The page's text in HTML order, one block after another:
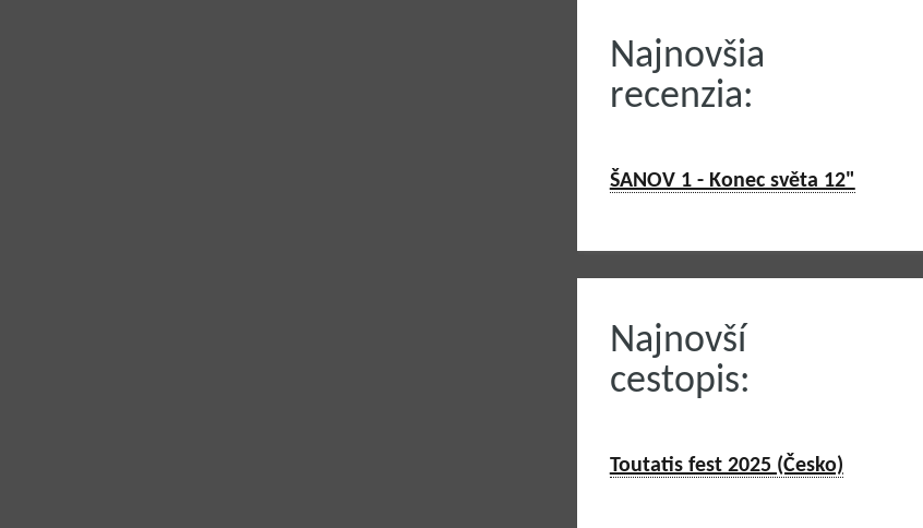
Najnovšia
recenzia:
ŠANOV 1 - Konec světa 12"
Najnovší
cestopis:
Toutatis fest 2025 (Česko)